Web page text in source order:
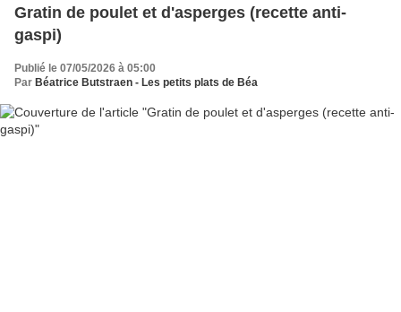
Gratin de poulet et d'asperges (recette anti-
gaspi)
Publié le 07/05/2026 à 05:00
Par Béatrice Butstraen - Les petits plats de Béa